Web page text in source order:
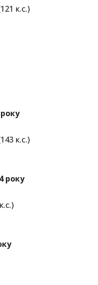
к.с.)
к.с.)
року